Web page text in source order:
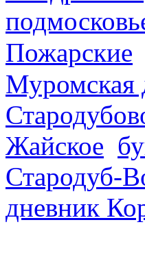
Пожарские
Муромская
Жайское
Стародуб-
дневник